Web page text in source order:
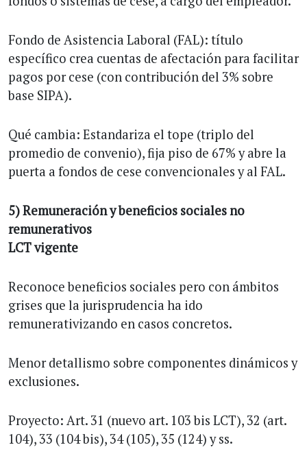
Fondo de Asistencia Laboral (FAL): título
específico crea cuentas de afectación para facilitar
pagos por cese (con contribución del 3% sobre
base SIPA).
Qué cambia: Estandariza el tope (triplo del
promedio de convenio), fija piso de 67% y abre la
puerta a fondos de cese convencionales y al FAL.
5) Remuneración y beneficios sociales no
remunerativos
LCT vigente
Reconoce beneficios sociales pero con ámbitos
grises que la jurisprudencia ha ido
remunerativizando en casos concretos.
Menor detallismo sobre componentes dinámicos y
exclusiones.
Proyecto: Art. 31 (nuevo art. 103 bis LCT), 32 (art.
104), 33 (104 bis), 34 (105), 35 (124) y ss.